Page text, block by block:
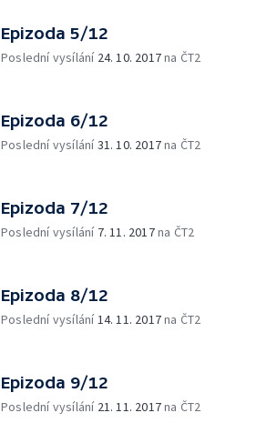
Epizoda 5/12
Poslední vysílání 24. 10. 2017na ČT2
Epizoda 6/12
Poslední vysílání31. 10. 2017na ČT2
Epizoda 7/12
Poslední vysílání 7. 11. 2017na ČT2
Epizoda 8/12
Poslední vysílání14. 11. 2017na ČT2
Epizoda 9/12
Poslední vysílání 21. 11. 2017na ČT2